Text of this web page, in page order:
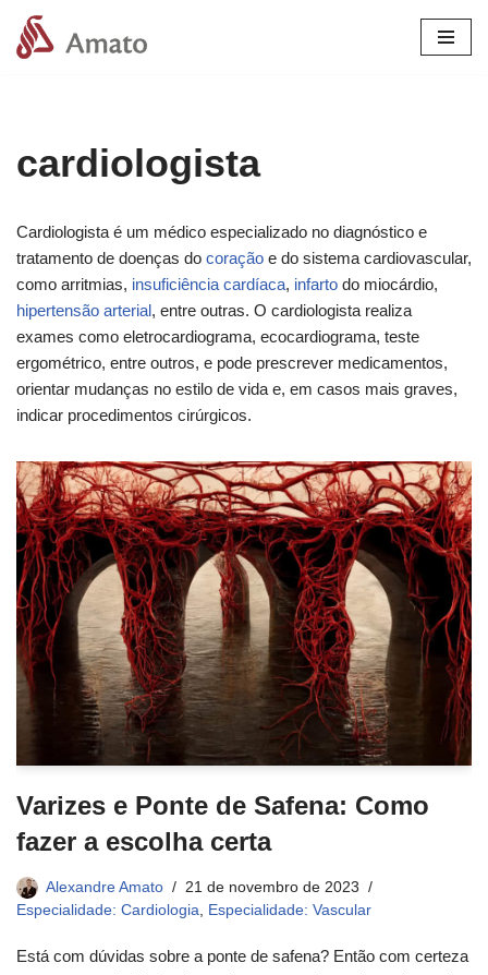
Pular
cardiologista
Cardiologista é um médico especializado no diagnóstico e
tratamento de doenças do coração e do sistema cardiovascular,
como arritmias, insuficiência cardíaca, infarto do miocárdio,
hipertensão arterial, entre outras. O cardiologista realiza
exames como eletrocardiograma, ecocardiograma, teste
ergométrico, entre outros, e pode prescrever medicamentos,
orientar mudanças no estilo de vida e, em casos mais graves,
indicar procedimentos cirúrgicos.
Varizes e Ponte de Safena: Como
fazer a escolha certa
Alexandre Amato
21 de novembro de 2023
Especialidade: Cardiologia
Especialidade: Vascular
Está com dúvidas sobre a ponte de safena? Então com certeza